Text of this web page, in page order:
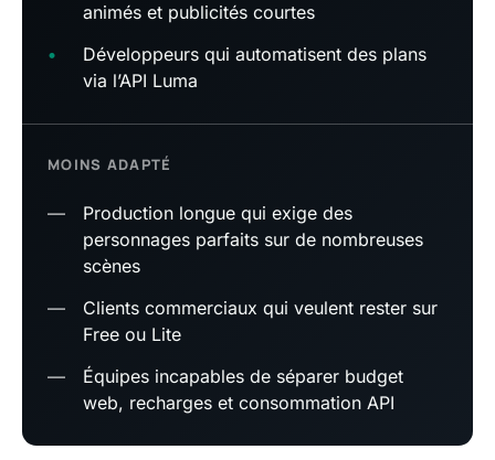
animés et publicités courtes
•
Développeurs qui automatisent des plans
via l’API Luma
MOINS ADAPTÉ
—
Production longue qui exige des
personnages parfaits sur de nombreuses
scènes
—
Clients commerciaux qui veulent rester sur
Free ou Lite
—
Équipes incapables de séparer budget
web, recharges et consommation API